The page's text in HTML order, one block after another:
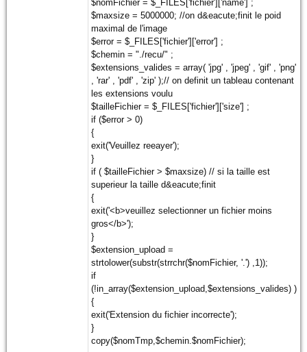
$nomFichier = $_FILES['fichier']['name'] ;
$maxsize = 5000000; //on d&eacute;finit le poid
maximal de l'image
$error = $_FILES['fichier']['error'] ;
$chemin = "./recu/" ;
$extensions_valides = array( 'jpg' , 'jpeg' , 'gif' , 'png'
, 'rar' , 'pdf' , 'zip' );// on definit un tableau contenant
les extensions voulu
$tailleFichier = $_FILES['fichier']['size'] ;
if ($error > 0)
{
exit('Veuillez reeayer');
}
if ( $tailleFichier > $maxsize) // si la taille est
superieur la taille d&eacute;finit
{
exit('<b>veuillez selectionner un fichier moins
gros</b>');
}
$extension_upload =
strtolower(substr(strrchr($nomFichier, '.') ,1));
if
(!in_array($extension_upload,$extensions_valides) )
{
exit('Extension du fichier incorrecte');
}
copy($nomTmp,$chemin.$nomFichier);